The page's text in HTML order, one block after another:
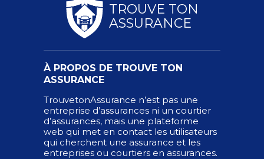
TROUVE TON
ASSURANCE
À PROPOS DE TROUVE TON
ASSURANCE
TrouvetonAssurance n’est pas une
entreprise d’assurances ni un courtier
d’assurances, mais une plateforme
web qui met en contact les utilisateurs
qui cherchent une assurance et les
entreprises ou courtiers en assurances.